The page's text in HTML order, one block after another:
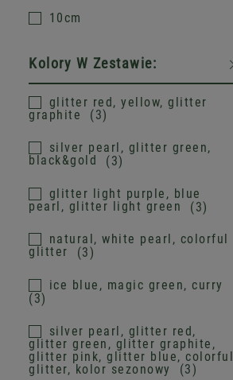
10cm
Kolory W Zestawie:
glitter red, yellow, glitter
graphite
3
silver pearl, glitter green,
black&gold
3
glitter light purple, blue
pearl, glitter light green
3
natural, white pearl, colorful
glitter
3
ice blue, magic green, curry
3
silver pearl, glitter red,
glitter green, glitter graphite,
glitter pink, glitter blue, colorful
glitter, kolor sezonowy
3